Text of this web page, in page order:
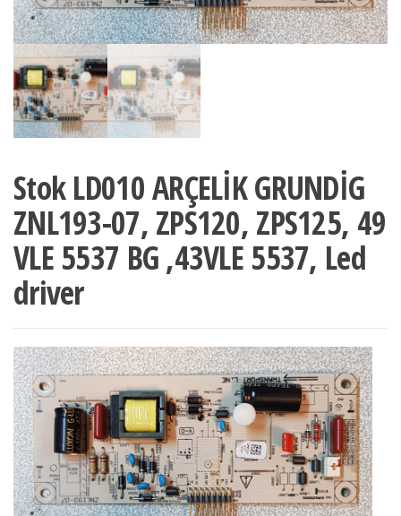
Stok LD010 ARÇELİK GRUNDİG
ZNL193-07, ZPS120, ZPS125, 49
VLE 5537 BG ,43VLE 5537, Led
driver